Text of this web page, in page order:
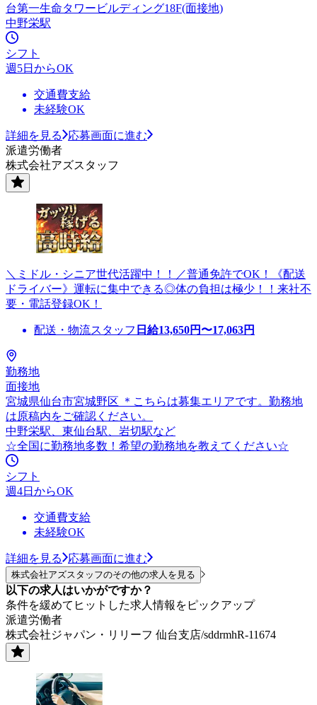
台第一生命タワービルディング18F(面接地)
中野栄駅
シフト
週5日からOK
交通費支給
未経験OK
詳細を見る
応募画面に進む
派遣労働者
株式会社アズスタッフ
＼ミドル・シニア世代活躍中！！／普通免許でOK！《配送
ドライバー》運転に集中できる◎体の負担は極少！！来社不
要・電話登録OK！
配送・物流スタッフ 日給13,650円〜17,063円
勤務地
面接地
宮城県仙台市宮城野区 ＊こちらは募集エリアです。勤務地
は原稿内をご確認ください。
中野栄駅、東仙台駅、岩切駅など
☆全国に勤務地多数！希望の勤務地を教えてください☆
シフト
週4日からOK
交通費支給
未経験OK
詳細を見る 応募画面に進む
株式会社アズスタッフのその他の求人を見る
以下の求人はいかがですか？
条件を緩めてヒットした求人情報をピックアップ
派遣労働者
株式会社ジャパン・リリーフ 仙台支店/sddrmhR-11674